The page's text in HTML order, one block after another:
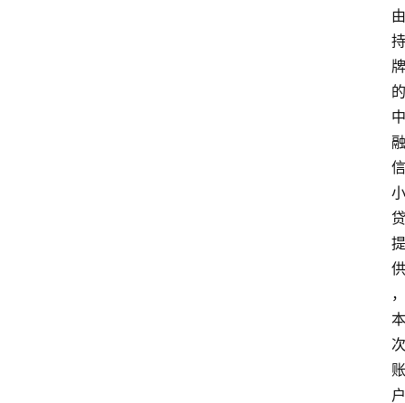
由
持
牌
的
中
融
信
小
贷
提
供
，
本
次
账
户